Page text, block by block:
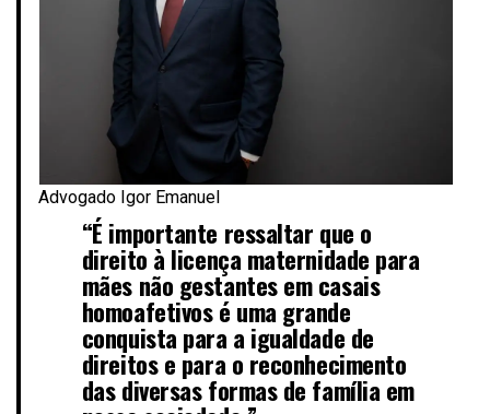
Advogado Igor Emanuel
“É importante ressaltar que o
direito à licença maternidade para
mães não gestantes em casais
homoafetivos é uma grande
conquista para a igualdade de
direitos e para o reconhecimento
das diversas formas de família em